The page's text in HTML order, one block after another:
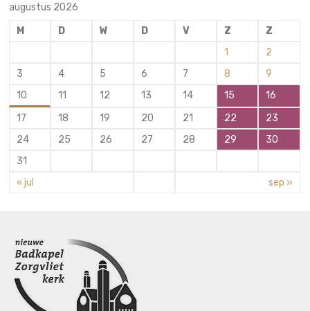
augustus 2026
M
D W D V Z
Z
1
2
3
4 5 6 7 8
9
10
11 12 13 14 15
16
17
18 19 20 21 22
23
24
25 26 27 28 29
30
31
« jul
sep »